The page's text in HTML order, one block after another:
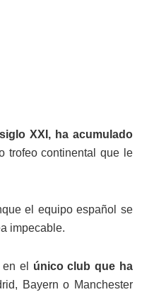
XXI, ha acumulado
trofeo continental que le
el equipo español se
impecable.
en el único club que ha
Bayern o Manchester